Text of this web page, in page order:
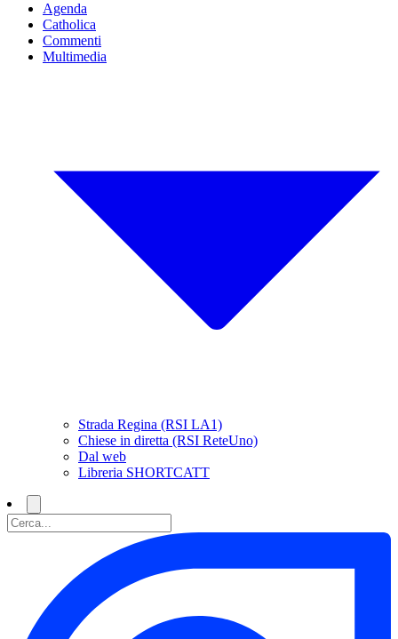
Agenda
Catholica
Commenti
Multimedia
Strada Regina (RSI LA1)
Chiese in diretta (RSI ReteUno)
Dal web
Libreria SHORTCATT